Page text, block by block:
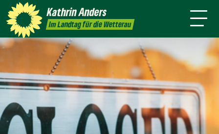
KathrinAnders
Im Landtag für die Wetterau
Kontakt
mich